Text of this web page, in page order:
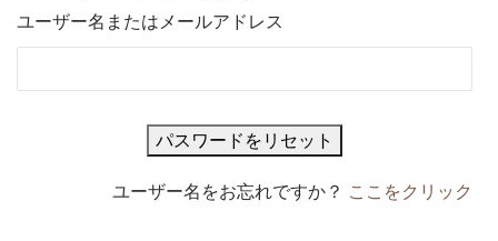
ユーザー名またはメールアドレス
ユーザー名をお忘れですか？ ここをクリック
新規登録
お問い合わせ
利用規約